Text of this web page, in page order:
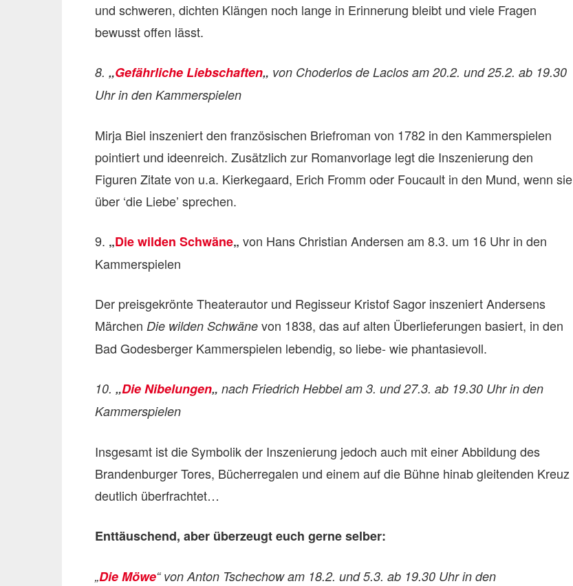
und schweren, dichten Klängen noch lange in Erinnerung bleibt und viele Fragen
bewusst offen lässt.
8. „Gefährliche Liebschaften„ von Choderlos de Laclos am 20.2. und 25.2. ab 19.30
Uhr in den Kammerspielen
Mirja Biel inszeniert den französischen Briefroman von 1782 in den Kammerspielen
pointiert und ideenreich. Zusätzlich zur Romanvorlage legt die Inszenierung den
Figuren Zitate von u.a. Kierkegaard, Erich Fromm oder Foucault in den Mund, wenn sie
über ‘die Liebe’ sprechen.
9. „Die wilden Schwäne„ von Hans Christian Andersen am 8.3. um 16 Uhr in den
Kammerspielen
Der preisgekrönte Theaterautor und Regisseur Kristof Sagor inszeniert Andersens
Märchen Die wilden Schwäne von 1838, das auf alten Überlieferungen basiert, in den
Bad Godesberger Kammerspielen lebendig, so liebe- wie phantasievoll.
10. „Die Nibelungen„ nach Friedrich Hebbel am 3. und 27.3. ab 19.30 Uhr in den
Kammerspielen
Insgesamt ist die Symbolik der Inszenierung jedoch auch mit einer Abbildung des
Brandenburger Tores, Bücherregalen und einem auf die Bühne hinab gleitenden Kreuz
deutlich überfrachtet…
Enttäuschend, aber überzeugt euch gerne selber:
„Die Möwe“ von Anton Tschechow am 18.2. und 5.3. ab 19.30 Uhr in den